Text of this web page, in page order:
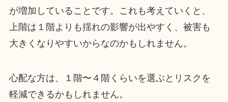
が増加していることです。これも考えていくと、
上階は１階よりも揺れの影響が出やすく、被害も
大きくなりやすいからなのかもしれません。
心配な方は、１階〜４階くらいを選ぶとリスクを
軽減できるかもしれません。